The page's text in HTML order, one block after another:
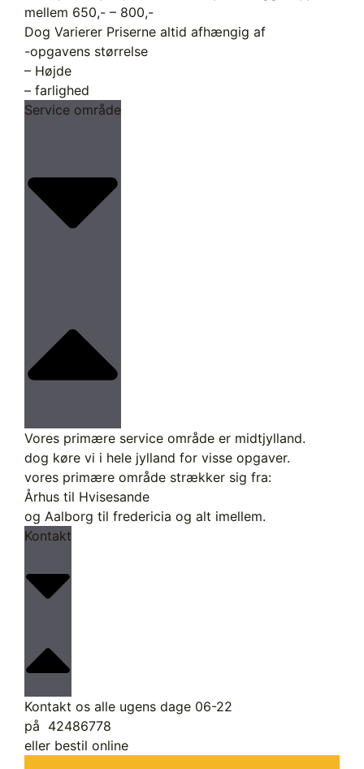
mellem 650,- – 800,-
Dog Varierer Priserne altid afhængig af
-opgavens størrelse
– Højde
– farlighed
Service område
Vores primære service område er midtjylland.
dog køre vi i hele jylland for visse opgaver.
vores primære område strækker sig fra:
Århus til Hvisesande
og Aalborg til fredericia og alt imellem.
Kontakt
Kontakt os alle ugens dage 06-22
på 42486778
eller bestil online